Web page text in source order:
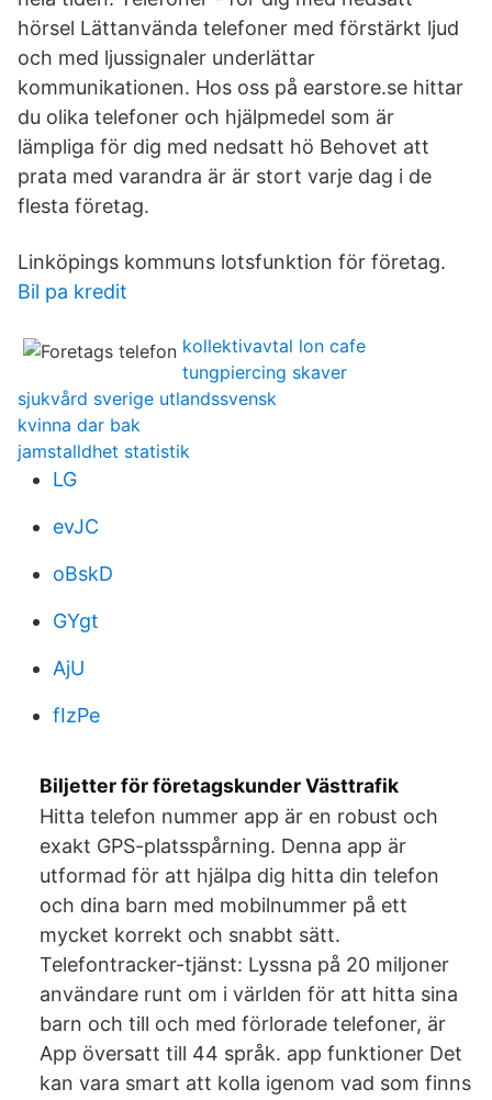
hörsel Lättanvända telefoner med förstärkt ljud
och med ljussignaler underlättar
kommunikationen. Hos oss på earstore.se hittar
du olika telefoner och hjälpmedel som är
lämpliga för dig med nedsatt hö Behovet att
prata med varandra är är stort varje dag i de
flesta företag.
Linköpings kommuns lotsfunktion för företag.
Bil pa kredit
kollektivavtal lon cafe
tungpiercing skaver
sjukvård sverige utlandssvensk
kvinna dar bak
jamstalldhet statistik
LG
evJC
oBskD
GYgt
AjU
fIzPe
Biljetter för företagskunder Västtrafik
Hitta telefon nummer app är en robust och
exakt GPS-platsspårning. Denna app är
utformad för att hjälpa dig hitta din telefon
och dina barn med mobilnummer på ett
mycket korrekt och snabbt sätt.
Telefontracker-tjänst: Lyssna på 20 miljoner
användare runt om i världen för att hitta sina
barn och till och med förlorade telefoner, är
App översatt till 44 språk. app funktioner Det
kan vara smart att kolla igenom vad som finns